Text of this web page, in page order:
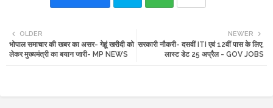
tte ats
NEWER
सरकारी नौकरी- दसवीं ITI एवं 12वीं पास के लिए,
लास्ट डेट 25 अप्रैल - GOV JOBS
OLDER
भोपाल समाचार की खबर का असर- गेहूं खरीदी को
लेकर मुख्यमंत्री का बयान जारी- MP NEWS